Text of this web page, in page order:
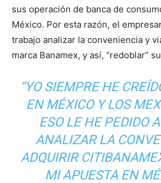
sus operación de banca de
México. Por esta razón, el
trabajo analizar la conveniencia y
marca Banamex, y así, “redoblar”
“YO SIEMPRE HE
EN MÉXICO Y LOS
ESO LE HE PEDIDO
ANALIZAR LA
ADQUIRIR
MI APUESTA EN